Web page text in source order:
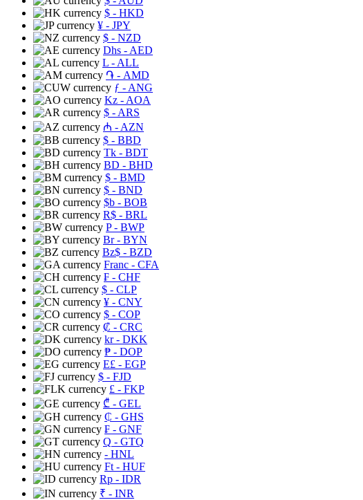
$ - HKD
¥ - JPY
$ - NZD
Dhs - AED
L - ALL
֏ - AMD
ƒ - ANG
Kz - AOA
$ - ARS
₼ - AZN
$ - BBD
Tk - BDT
BD - BHD
$ - BMD
$ - BND
$b - BOB
R$ - BRL
P- BWP
Br- BYN
Bz$ - BZD
Franc - CFA
₣ - CHF
$ - CLP
¥ - CNY
$ - COP
₡ - CRC
kr- DKK
₱ - DOP
E£ - EGP
$ - FJD
£ - FKP
₾ - GEL
₵ - GHS
₣ - GNF
Q - GTQ
- HNL
Ft - HUF
Rp - IDR
₹ - INR